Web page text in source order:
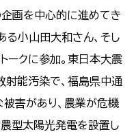
画を中心的に進めてき
小山田大和さん、そし
ークに参加。東日本大震
能汚染で、福島県中通
害があり、農業が危機
型太陽光発電を設置し